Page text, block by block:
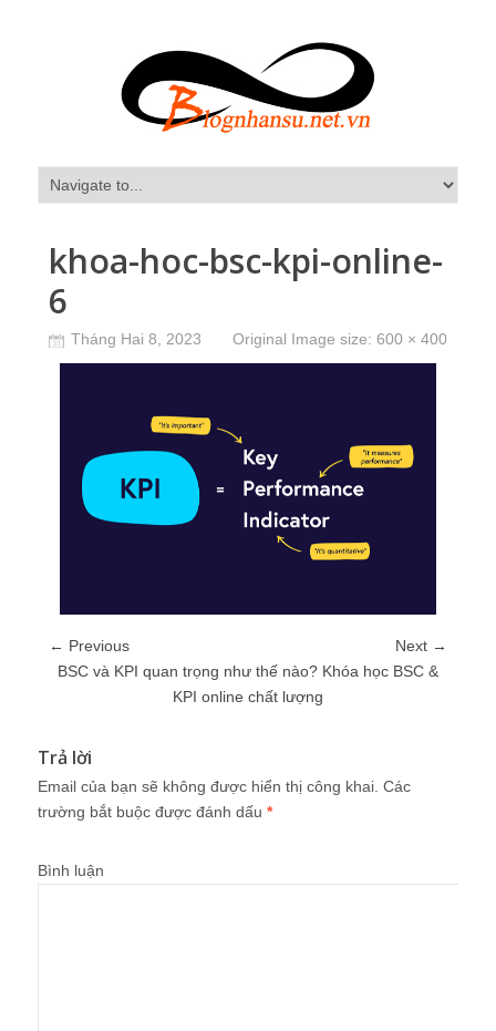
khoa-hoc-bsc-kpi-online-
6
Tháng Hai 8, 2023 Original Image size: 600 × 400
← Previous
Next →
BSC và KPI quan trọng như thế nào? Khóa học BSC &
KPI online chất lượng
Trả lời
Email của bạn sẽ không được hiển thị công khai. Các
trường bắt buộc được đánh dấu *
Bình luận